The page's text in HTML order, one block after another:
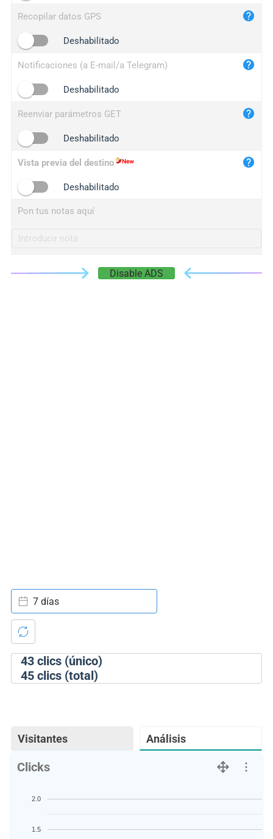
Recopilar datos GPS
Deshabilitado
Notificaciones (a E-mail/a Telegram)
Deshabilitado
Reenviar parámetros GET
Deshabilitado
Vista previa del destino
Deshabilitado
Pon tus notas aquí
Disable ADS
43clics (único)
45clics (total)
7 días
Visitantes Análisis
Clicks
1.5
2.0